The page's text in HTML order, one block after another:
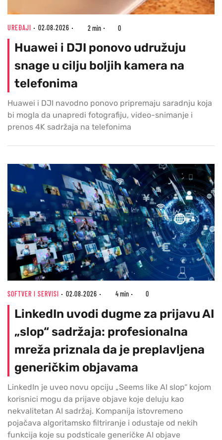
UREĐAJI 02.08.2026 2 min 0
Huawei i DJI ponovo udružuju
snage u cilju boljih kamera na
telefonima
Huawei i DJI navodno ponovo pripremaju saradnju koja
bi mogla da unapredi fotografiju, video-snimanje i
prenos 4K sadržaja na telefonima
SOFTVER I SERVISI 02.08.2026 4 min 0
LinkedIn uvodi dugme za prijavu AI
„slop“ sadržaja: profesionalna
mreža priznala da je preplavljena
generičkim objavama
LinkedIn je uveo novu opciju „Seems like AI slop“ kojom
korisnici mogu da prijave objave koje deluju kao
nekvalitetan AI sadržaj. Kompanija istovremeno
pojačava algoritamsko filtriranje i odustaje od nekih
funkcija koje su podsticale generičke AI objave